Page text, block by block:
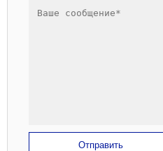
Отправить